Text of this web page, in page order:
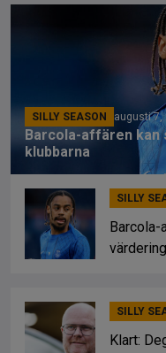
SILLY SEASON augusti 7,
Barcola-affären kan
klubbarna
SILLY
Barcola-
SILLY
Klart: